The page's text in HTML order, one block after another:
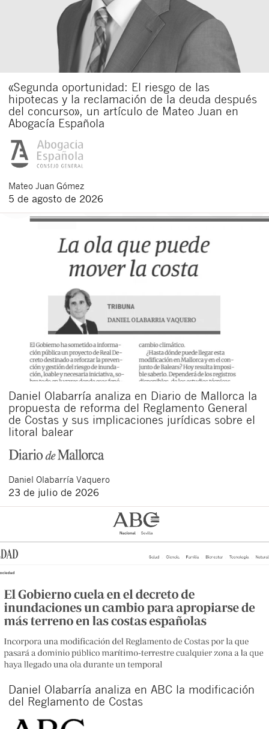
«Segunda oportunidad: El riesgo de las
hipotecas y la reclamación de la deuda después
del concurso», un artículo de Mateo Juan en
Abogacía Española
Mateo Juan Gómez
5 de agosto de 2026
Daniel Olabarría analiza en Diario de Mallorca la
propuesta de reforma del Reglamento General
de Costas y sus implicaciones jurídicas sobre el
litoral balear
Daniel Olabarría Vaquero
23 de julio de 2026
Daniel Olabarría analiza en ABC la modificación
del Reglamento de Costas